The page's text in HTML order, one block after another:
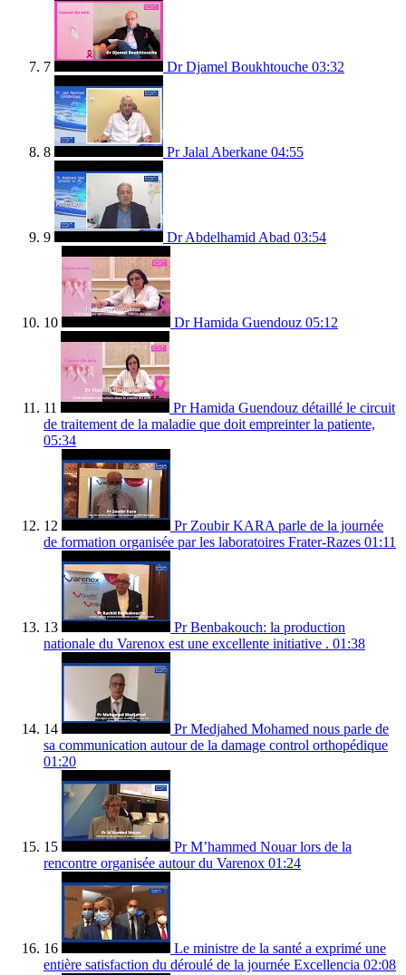
7 Dr Djamel Boukhtouche 03:32
8 Pr Jalal Aberkane 04:55
9 Dr Abdelhamid Abad 03:54
10 Dr Hamida Guendouz 05:12
11
Pr Hamida Guendouz détaillé le circuit
de traitement de la maladie que doit empreinter la patiente,
05:34
12
Pr Zoubir KARA parle de la journée
de formation organisée par les laboratoires Frater-Razes 01:11
13
Pr Benbakouch: la production
nationale du Varenox est une excellente initiative . 01:38
14
Pr Medjahed Mohamed nous parle de
sa communication autour de la damage control orthopédique
01:20
15
Pr M’hammed Nouar lors de la
rencontre organisée autour du Varenox 01:24
16
Le ministre de la santé a exprimé une
entière satisfaction du déroulé de la journée Excellencia 02:08